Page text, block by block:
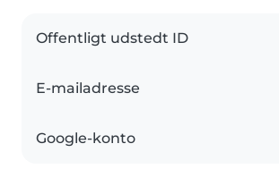
Offentligt udstedt ID
E-mailadresse
Google-konto